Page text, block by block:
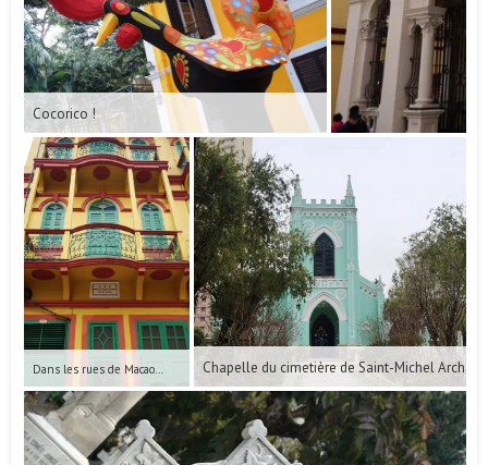
Cocorico !
Dans les rues de Macao… Chapelle du cimetière de Saint-Michel